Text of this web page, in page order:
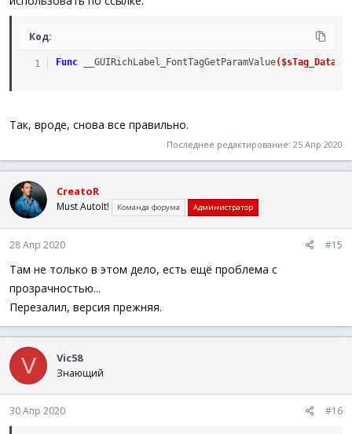
Код:
Func __GUIRichLabel_FontTagGetParamValue($sTag_Data
Так, вроде, снова все правильно.
Последнее редактирование: 25 Апр 2020
CreatoR
Must AutoIt! Команда форума Администратор
28 Апр 2020 #15
Там не только в этом дело, есть ещё проблема с
прозрачностью...
Перезалил, версия прежняя.
V Vic58
Знающий
30 Апр 2020 #16